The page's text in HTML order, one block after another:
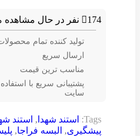
174 نفر در حال
تولید کننده تمام
ارسال سریع
مناسب ترین قیمت
پشتیبانی سریع با
سایت
Tags: استند شهدا , استند
پیشگیری, البسه فراجا,